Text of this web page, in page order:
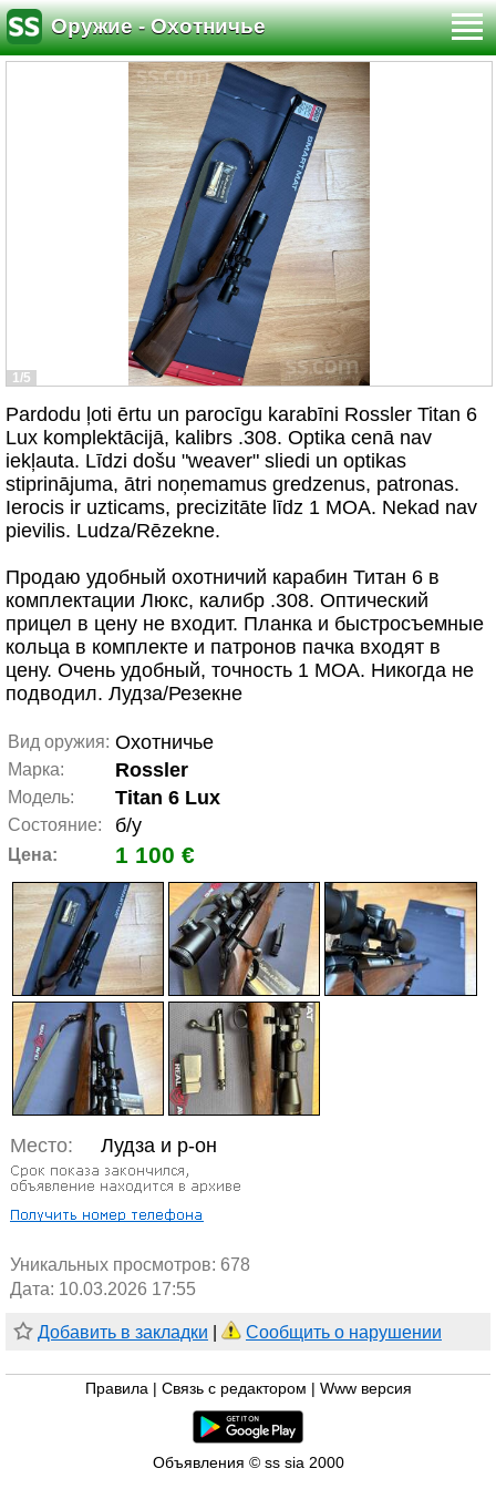
Оружие - Охотничье
1/5
Pardodu ļoti ērtu un parocīgu karabīni Rossler Titan 6
Lux komplektācijā, kalibrs .308. Optika cenā nav
iekļauta. Līdzi došu "weaver" sliedi un optikas
stiprinājuma, ātri noņemamus gredzenus, patronas.
Ierocis ir uzticams, precizitāte līdz 1 MOA. Nekad nav
pievilis. Ludza/Rēzekne.
Продаю удобный охотничий карабин Титан 6 в
комплектации Люкс, калибр .308. Оптический
прицел в цену не входит. Планка и быстросъемные
кольца в комплекте и патронов пачка входят в
цену. Очень удобный, точность 1 МОА. Никогда не
подводил. Лудза/Резекне
Вид оружия: Охотничье
Марка: Rossler
Модель: Titan 6 Lux
Состояние: б/у
Цена: 1 100 €
Место: Лудза и р-он
Уникальных просмотров: 678
Дата: 10.03.2026 17:55
Добавить в закладки Сообщить о нарушении
Правила Связь с редактором Www версия
Объявления © ss sia 2000